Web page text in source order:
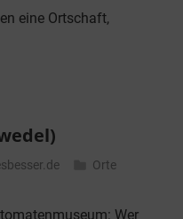
eine Ortschaft,
Orte
Wer